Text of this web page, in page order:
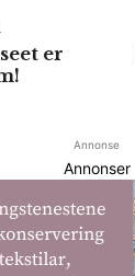
er
Annonse
Annonser